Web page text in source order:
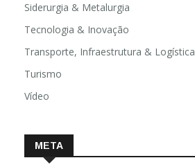
Siderurgia & Metalurgia
Tecnologia & Inovação
Transporte, Infraestrutura & Logística
Turismo
Vídeo
META